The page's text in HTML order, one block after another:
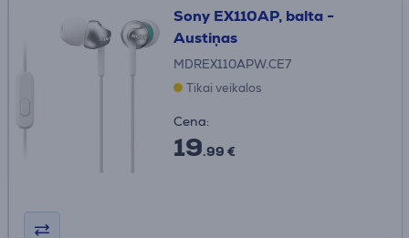
Sony EX110AP, balta -
Austiņas
MDREX110APW.CE7
Tikai veikalos
Cena:
19.99 €